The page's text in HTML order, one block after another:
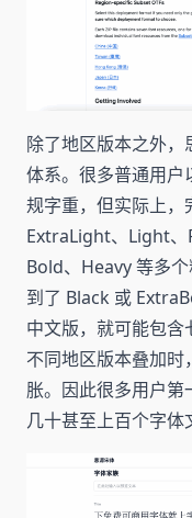
除了地区版本之外
体系。很多普通用
规字重，但实际上，
ExtraLight、Light、
Bold、Heavy 等多
到了 Black 或
中文版，就可能包
不同地区版本叠加
胀。因此很多用户
几十甚至上百个字体